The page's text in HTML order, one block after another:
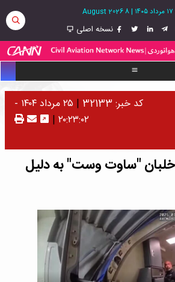
|
8 August 2026
نسخه اصلی
کد خبر: 32133 |
۲۵ مرداد ۱۴۰۴ -
۲۰:۲۳:۰۲ |
خلبان "ساوت وست" به دلیل